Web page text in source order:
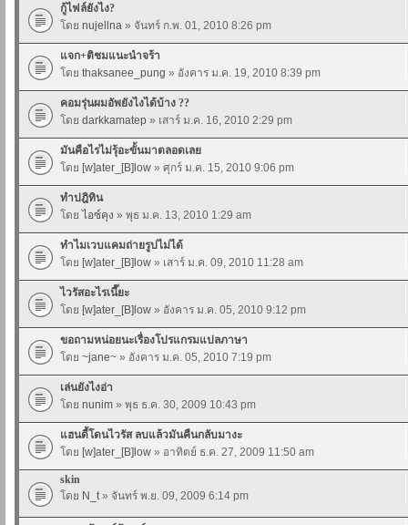
กู้ไฟล์ยังไง?
โดย nujellna » จันทร์ ก.พ. 01, 2010 8:26 pm
แจก+ติชมแนะนำจร้า
โดย thaksanee_pung » อังคาร ม.ค. 19, 2010 8:39 pm
คอมรุ่นผมอัพยังไงได้บ้าง ??
โดย darkkamatep » เสาร์ ม.ค. 16, 2010 2:29 pm
มันคือไรไม่รุ้อะขั้นมาตลอดเลย
โดย [w]ater_[B]low » ศุกร์ ม.ค. 15, 2010 9:06 pm
ทำปฎิทิน
โดย ไอซ์คุง » พุธ ม.ค. 13, 2010 1:29 am
ทำไมเวบแคมถ่ายรูปไม่ได้
โดย [w]ater_[B]low » เสาร์ ม.ค. 09, 2010 11:28 am
ไวรัสอะไรเนี๊ยะ
โดย [w]ater_[B]low » อังคาร ม.ค. 05, 2010 9:12 pm
ขอถามหน่อยนะเรื่องโปรแกรมแปลภาษา
โดย ~jane~ » อังคาร ม.ค. 05, 2010 7:19 pm
เล่นยังไงอ่า
โดย nunim » พุธ ธ.ค. 30, 2009 10:43 pm
แฮนดี้โดนไวรัส ลบแล้วมันคืนกลับมางะ
โดย [w]ater_[B]low » อาทิตย์ ธ.ค. 27, 2009 11:50 am
skin
โดย N_t» จันทร์ พ.ย. 09, 2009 6:14 pm